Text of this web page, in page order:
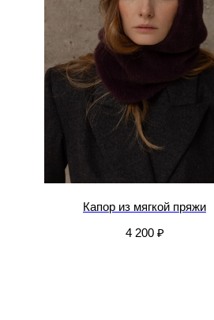
Капор из мягкой пряжи
4 200 ₽